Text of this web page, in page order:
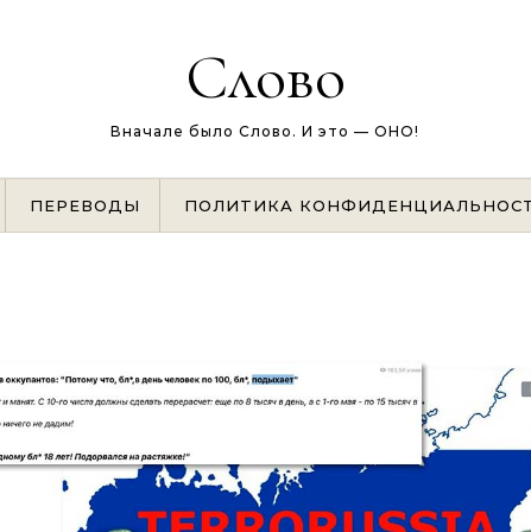
Слово
Вначале было Слово. И это — ОНО!
ПЕРЕВОДЫ ПОЛИТИКА